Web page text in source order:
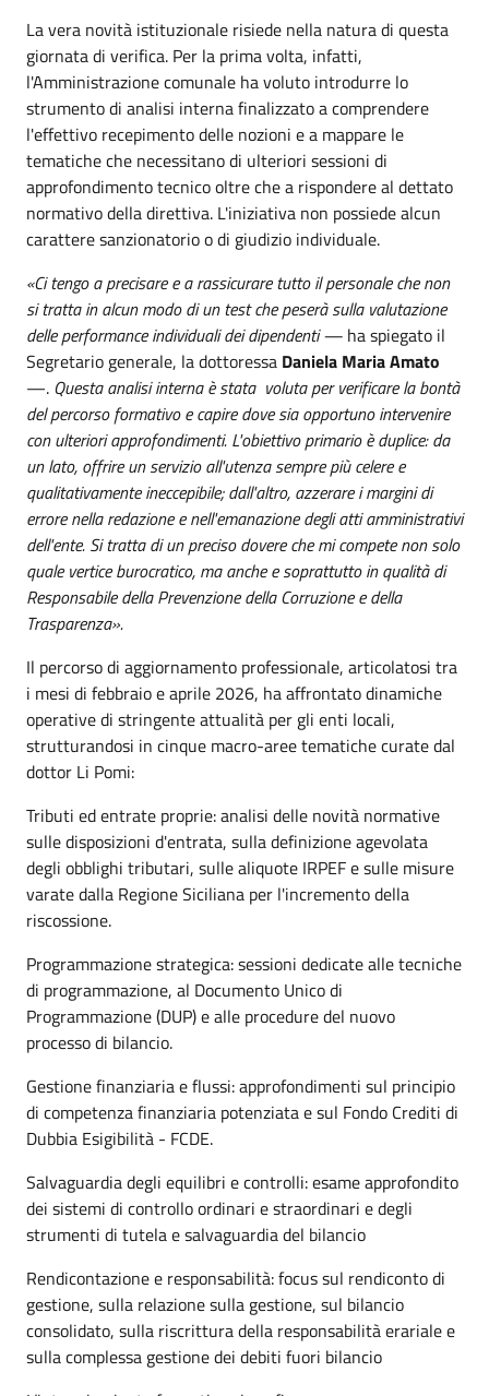
La vera novità istituzionale risiede nella natura di questa
giornata di verifica. Per la prima volta, infatti,
l'Amministrazione comunale ha voluto introdurre lo
strumento di analisi interna finalizzato a comprendere
l'effettivo recepimento delle nozioni e a mappare le
tematiche che necessitano di ulteriori sessioni di
approfondimento tecnico oltre che a rispondere al dettato
normativo della direttiva. L'iniziativa non possiede alcun
carattere sanzionatorio o di giudizio individuale.
«Ci tengo a precisare e a rassicurare tutto il personale che non
si tratta in alcun modo di un test che peserà sulla valutazione
delle performance individuali dei dipendenti — ha spiegato il
Segretario generale, la dottoressa Daniela Maria Amato
—. Questa analisi interna è stata voluta per verificare la bontà
del percorso formativo e capire dove sia opportuno intervenire
con ulteriori approfondimenti. L'obiettivo primario è duplice: da
un lato, offrire un servizio all'utenza sempre più celere e
qualitativamente ineccepibile; dall'altro, azzerare i margini di
errore nella redazione e nell'emanazione degli atti amministrativi
dell'ente. Si tratta di un preciso dovere che mi compete non solo
quale vertice burocratico, ma anche e soprattutto in qualità di
Responsabile della Prevenzione della Corruzione e della
Trasparenza».
Il percorso di aggiornamento professionale, articolatosi tra
i mesi di febbraio e aprile 2026, ha affrontato dinamiche
operative di stringente attualità per gli enti locali,
strutturandosi in cinque macro-aree tematiche curate dal
dottor Li Pomi:
Tributi ed entrate proprie: analisi delle novità normative
sulle disposizioni d'entrata, sulla definizione agevolata
degli obblighi tributari, sulle aliquote IRPEF e sulle misure
varate dalla Regione Siciliana per l'incremento della
riscossione.
Programmazione strategica: sessioni dedicate alle tecniche
di programmazione, al Documento Unico di
Programmazione (DUP) e alle procedure del nuovo
processo di bilancio.
Gestione finanziaria e flussi: approfondimenti sul principio
di competenza finanziaria potenziata e sul Fondo Crediti di
Dubbia Esigibilità - FCDE.
Salvaguardia degli equilibri e controlli: esame approfondito
dei sistemi di controllo ordinari e straordinari e degli
strumenti di tutela e salvaguardia del bilancio
Rendicontazione e responsabilità: focus sul rendiconto di
gestione, sulla relazione sulla gestione, sul bilancio
consolidato, sulla riscrittura della responsabilità erariale e
sulla complessa gestione dei debiti fuori bilancio